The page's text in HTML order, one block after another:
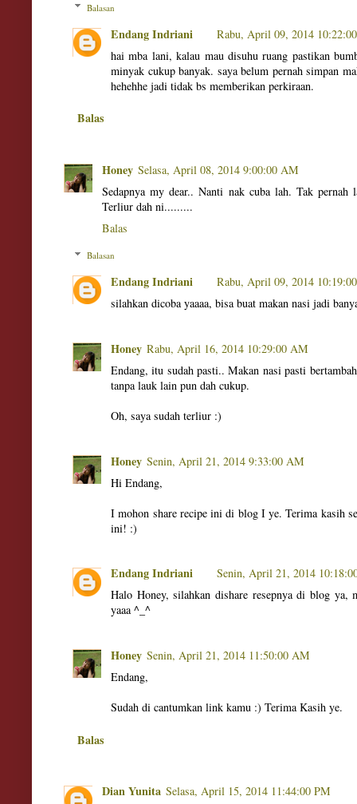
Balasan
Endang Indriani
Rabu, April 09, 2014
hai mba lani, kalau mau disuhu ruang pastikan
minyak cukup banyak. saya belum pernah simpan
hehehhe jadi tidak bs memberikan perkiraan.
Balas
Honey Selasa, April 08, 2014 9:00:00 AM
Sedapnya my dear.. Nanti nak cuba lah. Tak pernah
Terliur dah ni.........
Balas
Balasan
Endang Indriani
Rabu, April 09, 2014
silahkan dicoba yaaaa, bisa buat makan nasi jadi
Honey Rabu, April 16, 2014 10:29:00 AM
Endang, itu sudah pasti.. Makan nasi pasti
tanpa lauk lain pun dah cukup.
Oh, saya sudah terliur :)
Honey Senin, April 21, 2014 9:33:00 AM
Hi Endang,
I mohon share recipe ini di blog I ye. Terima kasih
ini! :)
Endang Indriani
Senin, April 21, 2014
Halo Honey, silahkan dishare resepnya di blog ya,
yaaa ^_^
Honey Senin, April 21, 2014 11:50:00 AM
Endang,
Sudah di cantumkan link kamu :) Terima Kasih ye.
Balas
Dian Yunita Selasa, April 15, 2014 11:44:00 PM